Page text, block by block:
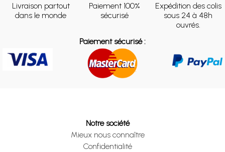
Livraison partout
dans le monde
Paiement 100%
sécurisé
Expédition des colis
sous 24 à 48h
ouvrés.
Paiement sécurisé :
Notre société
Mieux nous connaître
Confidentialité